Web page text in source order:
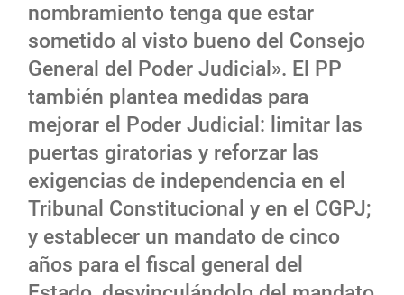
nombramiento tenga que estar
sometido al visto bueno del Consejo
General del Poder Judicial». El PP
también plantea medidas para
mejorar el Poder Judicial: limitar las
puertas giratorias y reforzar las
exigencias de independencia en el
Tribunal Constitucional y en el CGPJ;
y establecer un mandato de cinco
años para el fiscal general del